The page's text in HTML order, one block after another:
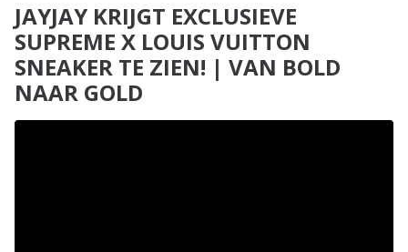
JAYJAY KRIJGT EXCLUSIEVE
SUPREME X LOUIS VUITTON
SNEAKER TE ZIEN! | VAN BOLD
NAAR GOLD